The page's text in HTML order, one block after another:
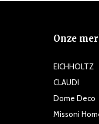
Onze
EICHHOLTZ
CLAUDI
Dome Deco
Missoni